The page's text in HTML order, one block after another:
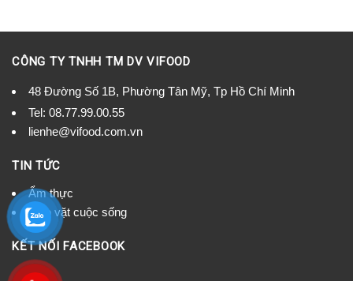
CÔNG TY TNHH TM DV VIFOOD
48 Đường Số 1B, Phường Tân Mỹ, Tp Hồ Chí Minh
Tel: 08.77.99.00.55
lienhe@vifood.com.vn
TIN TỨC
Ẩm thực
Mẹo vặt cuộc sống
KẾT NỐI FACEBOOK